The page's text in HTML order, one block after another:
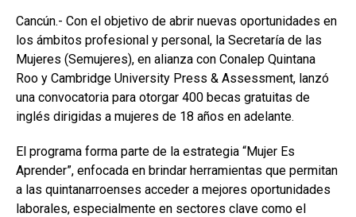
Cancún.- Con el objetivo de abrir nuevas oportunidades en
los ámbitos profesional y personal, la Secretaría de las
Mujeres (Semujeres), en alianza con Conalep Quintana
Roo y Cambridge University Press & Assessment, lanzó
una convocatoria para otorgar 400 becas gratuitas de
inglés dirigidas a mujeres de 18 años en adelante.
El programa forma parte de la estrategia “Mujer Es
Aprender”, enfocada en brindar herramientas que permitan
a las quintanarroenses acceder a mejores oportunidades
laborales, especialmente en sectores clave como el